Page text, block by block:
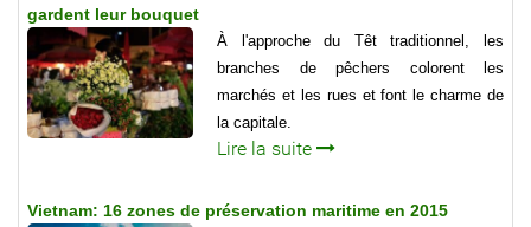
gardent leur bouquet
À l'approche du Têt traditionnel, les
branches de pêchers colorent les
marchés et les rues et font le charme de
la capitale.
Lire la suite
Vietnam: 16 zones de préservation maritime en 2015